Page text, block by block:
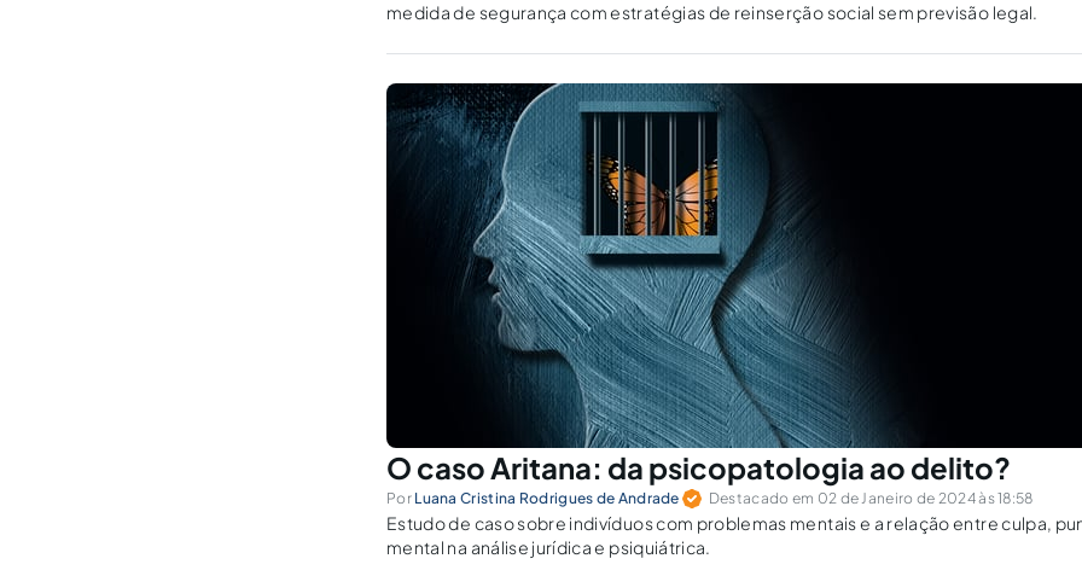
medida de segurança com estratégias de reinserção social sem previsão legal.
O caso Aritana: da psicopatologia ao delito?
Por Luana Cristina Rodrigues de Andrade Destacado em 02 de Janeiro de 2024 às 18:58
Estudo de caso sobre indivíduos com problemas mentais e a relação entre culpa,
mental na análise jurídica e psiquiátrica.